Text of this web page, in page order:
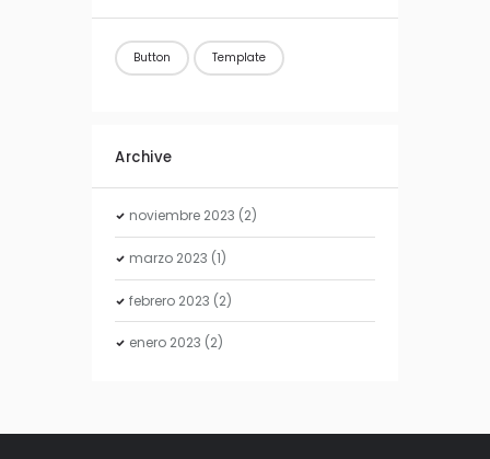
Button Template
Archive
noviembre 2023 (2)
marzo 2023 (1)
febrero 2023 (2)
enero 2023 (2)